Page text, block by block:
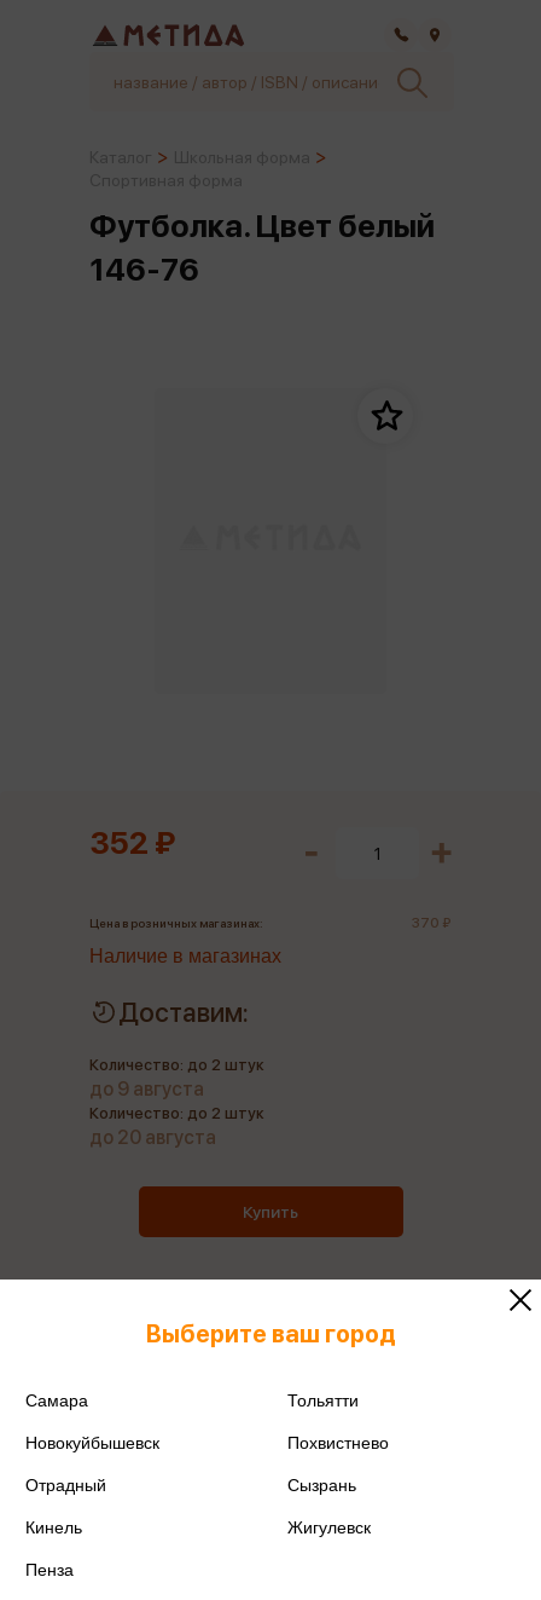
Футболка. Цвет белый
146-76
352 ₽
Цена в розничных магазинах: 370 ₽
Наличие в магазинах
Доставим:
Количество: до 2 штук
до 9 августа
Количество: до 2 штук
до 20 августа
Купить
Все товары производителя
Выберите ваш город
Самара Тольятти
Новокуйбышевск Похвистнево
Отрадный Сызрань
Кинель Жигулевск
Пенза